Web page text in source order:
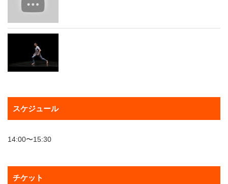
スケジュール
14:00〜15:30
チケット